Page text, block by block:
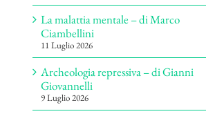
La malattia mentale – di Marco
Ciambellini
11 Luglio 2026
Archeologia repressiva – di Gianni
Giovannelli
9 Luglio 2026